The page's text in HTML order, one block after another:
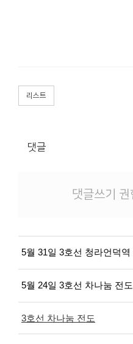
리스트
댓글
댓글쓰기
5월 31일 3호선 청라언덕역
5월 24일 3호선 차나눔 전도
3호선 차나눔 전도